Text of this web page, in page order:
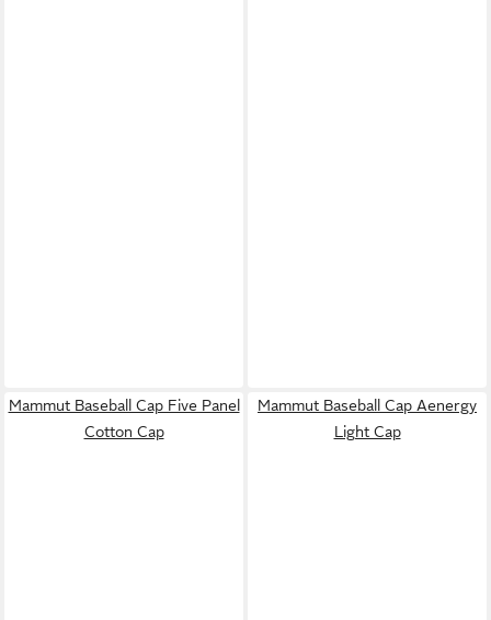
Mammut Baseball Cap Five Panel
Cotton Cap
Mammut Baseball Cap Aenergy
Light Cap